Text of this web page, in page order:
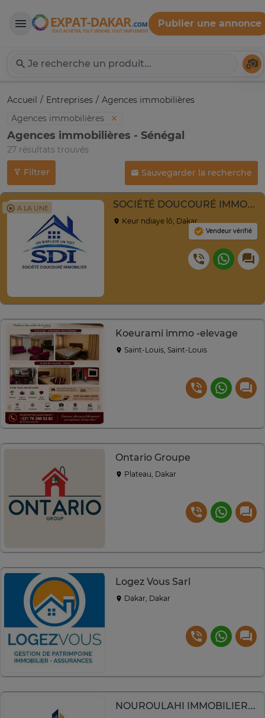
Expat-Dakar
Publier une annonce
Accueil Entreprises
Agences immobilières
Agences immobilières
Agences immobilières - Sénégal
27 résultats trouvés
Filtrer Sauvegarder la recherche
A LA UNE SOCIÉTÉ DOUCOURÉ IMMOBILIER SDI
Keur ndiaye lô, Dakar
Vendeur vérifié
Koeurami immo -elevage
Saint-Louis, Saint-Louis
Ontario Groupe
Plateau, Dakar
Logez Vous Sarl
Dakar, Dakar
NOUROULAHI IMMOBILIER SERVICES